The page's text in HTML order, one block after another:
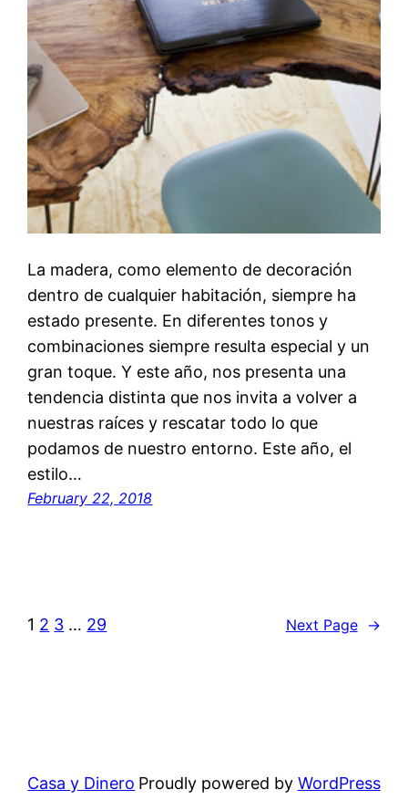
La madera, como elemento de decoración
dentro de cualquier habitación, siempre ha
estado presente. En diferentes tonos y
combinaciones siempre resulta especial y un
gran toque. Y este año, nos presenta una
tendencia distinta que nos invita a volver a
nuestras raíces y rescatar todo lo que
podamos de nuestro entorno. Este año, el
estilo…
February 22, 2018
1 2 3 … 29 Next Page →
Casa y Dinero Proudly powered by WordPress